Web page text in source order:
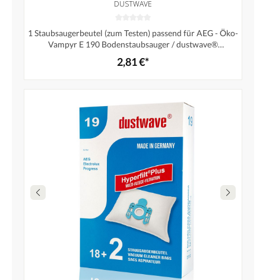
DUSTWAVE
1 Staubsaugerbeutel (zum Testen) passend für AEG - Öko-
Vampyr E 190 Bodenstaubsauger / dustwave®
Markenstaubbeutel – Made in Germany + Microfilter
2,81 €*